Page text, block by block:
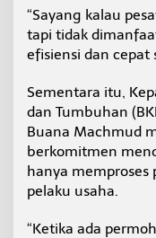
“Sayang kalau
tapi tidak
efisiensi dan cepat
Sementara itu,
dan Tumbuhan
Buana Machmud
berkomitmen
hanya memproses
pelaku usaha.
“Ketika ada